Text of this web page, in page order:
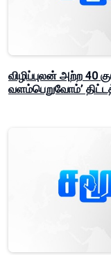
விழிப்புலன் அற்ற 40
வளம்பெறுவோம்’